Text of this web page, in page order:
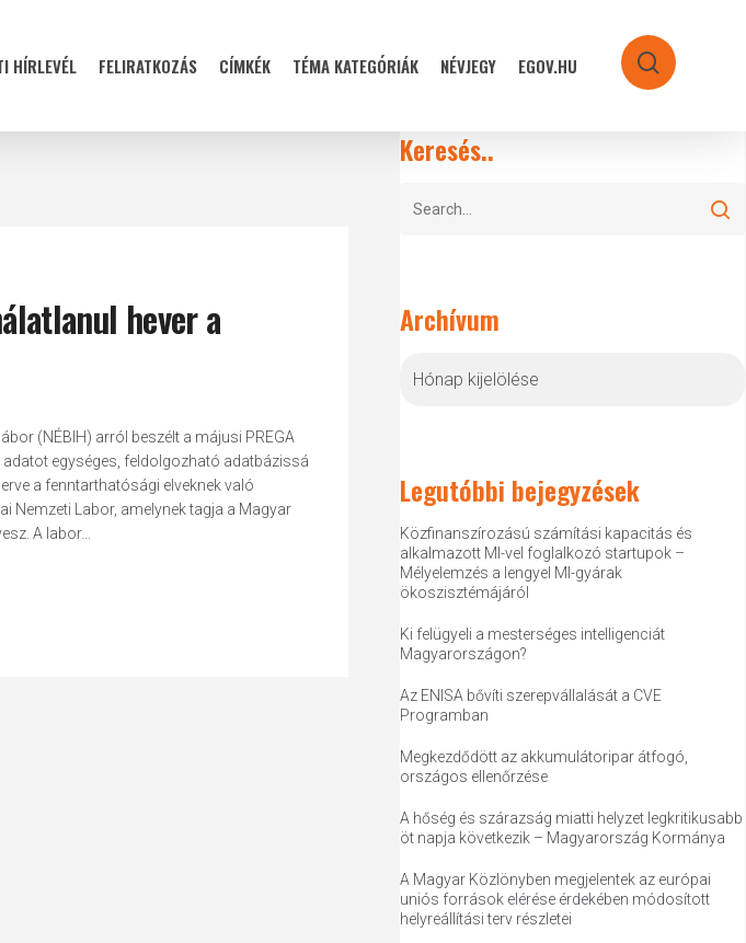
HÍRLEVÉL FELIRATKOZÁS CÍMKÉK TÉMA KATEGÓRIÁK NÉVJEGY EGOV.HU search
hever a
(NÉBIH) arról beszélt a májusi PREGA
egységes, feldolgozható adatbázissá
a fenntarthatósági elveknek való
Labor, amelynek tagja a Magyar
A labor...
Keresés..
Archívum
Legutóbbi bejegyzések
Közfinanszírozású számítási kapacitás és
alkalmazott MI-vel foglalkozó startupok –
Mélyelemzés a lengyel MI-gyárak
ökoszisztémájáról
Ki felügyeli a mesterséges intelligenciát
Magyarországon?
Az ENISA bővíti szerepvállalását a CVE
Programban
Megkezdődött az akkumulátoripar átfogó,
országos ellenőrzése
A hőség és szárazság miatti helyzet legkritikusabb
öt napja következik – Magyarország Kormánya
A Magyar Közlönyben megjelentek az európai
uniós források elérése érdekében módosított
helyreállítási terv részletei